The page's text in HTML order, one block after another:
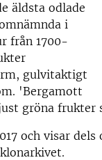
äldsta odlade
i
från 1700-
gulvitaktigt
'Bergamott
gröna frukter
och visar